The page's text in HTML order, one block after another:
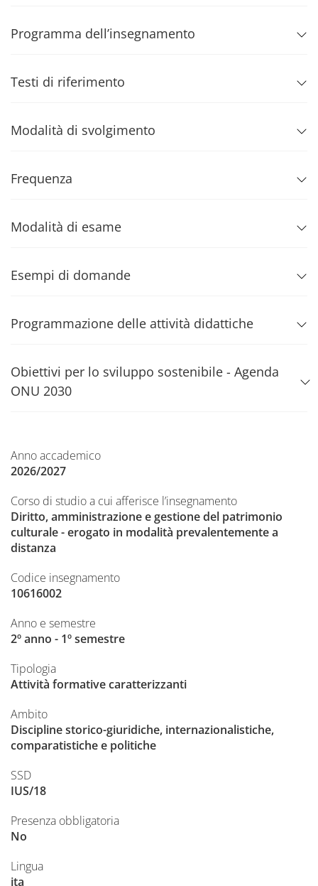
Programma dell’insegnamento
Testi di riferimento
Modalità di svolgimento
Frequenza
Modalità di esame
Esempi di domande
Programmazione delle attività didattiche
Obiettivi per lo sviluppo sostenibile - Agenda
ONU 2030
Anno accademico
2026/2027
Corso di studio a cui afferisce l’insegnamento
Diritto, amministrazione e gestione del patrimonio
culturale - erogato in modalità prevalentemente a
distanza
Codice insegnamento
10616002
Anno e semestre
2º anno - 1º semestre
Tipologia
Attività formative caratterizzanti
Ambito
Discipline storico-giuridiche, internazionalistiche,
comparatistiche e politiche
SSD
IUS/18
Presenza obbligatoria
No
Lingua
ita